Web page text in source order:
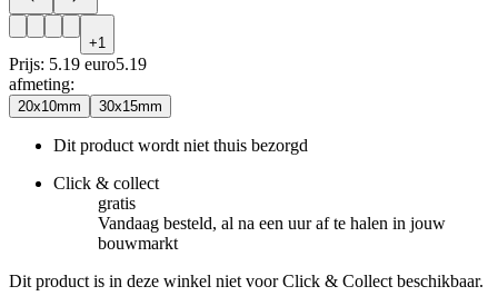
+1
Prijs: 5.19 euro5.19
afmeting:
20x10mm 30x15mm
Dit product wordt niet thuis bezorgd
Click & collect
gratis
Vandaag besteld, al na een uur af te halen in jouw
bouwmarkt
Dit product is in deze winkel niet voor Click & Collect beschikbaar.